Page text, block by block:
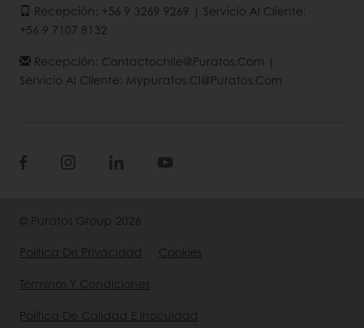
Recepción: +56 9 3269 9269 | Servicio Al Cliente:
+56 9 7107 8132
Recepción: Contactochile@puratos.com |
Servicio Al Cliente: Mypuratos.cl@puratos.com
© Puratos Group 2026
Política De Privacidad
Cookies
Términos Y Condiciones
Política De Calidad E Inocuidad